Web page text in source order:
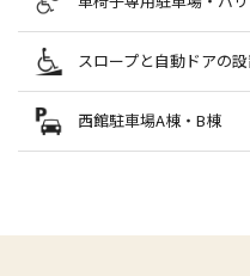
洋服のお直しを承ります。
靴・バッグ・革製品のお直し職
南館1F
03-3708-8704
・靴・財布・バッグなど、革製品の
詳細はこちら
歩き疲れた時には椅子としてもご利
車椅子やベビーカーを押したお客様
く、安全に各フロアを移動していただ
本館と南館に1機ずつご用意してお
車椅子専用駐車場
西館 A-4F（9台）
2F（8台）/ A-B1（4台）
東館 屋上階（1台）
バリアフリー通路
スロープと自動ドアの
スムーズにご入館いただけるよう、
す。
西館駐車場A棟・B棟
ベビーカーや車椅子をご利用のお客